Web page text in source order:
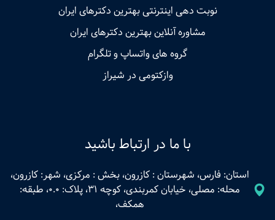
نوبت‌ دهی اینترنتی بهترین دکترهای ایران
مشاوره آنلاین بهترین دکترهای ایران
گروه های واتساپ و تلگرام
وازکتومی در شیراز
با ما در ارتباط باشید
استان: فارس، شهرستان : کازرون، بخش : مرکزی، شهر: کازرون،
محله: مصلی، خیابان کمربندی، کوچه 31، پلاک: 0.0، طبقه:
همکف،